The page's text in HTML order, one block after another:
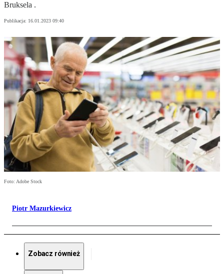
Bruksela .
Publikacja: 16.01.2023 09:40
Foto: Adobe Stock
Piotr Mazurkiewicz
Zobacz również